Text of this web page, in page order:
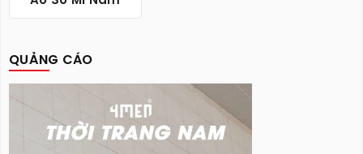
QUẢNG CÁO